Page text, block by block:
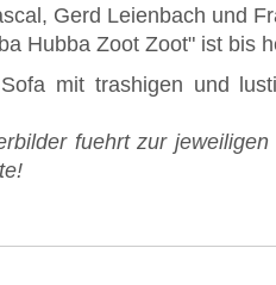
Gerd Leienbach und
Hubba Zoot Zoot" ist bis
mit trashigen und
fuehrt zur